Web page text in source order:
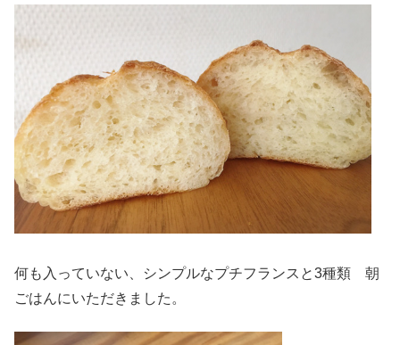
何も入っていない、シンプルなプチフランスと3種類 朝
ごはんにいただきました。